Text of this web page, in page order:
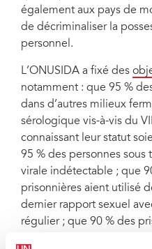
également aux pays de
de décriminaliser la
personnel.
L’ONUSIDA a fixé des
notamment : que 95 %
dans d’autres milieux
sérologique vis-à-vis du
connaissant leur statut
95 % des personnes
virale indétectable ; que
prisonnières aient utilisé
dernier rapport sexuel
régulier ; que 90 % des